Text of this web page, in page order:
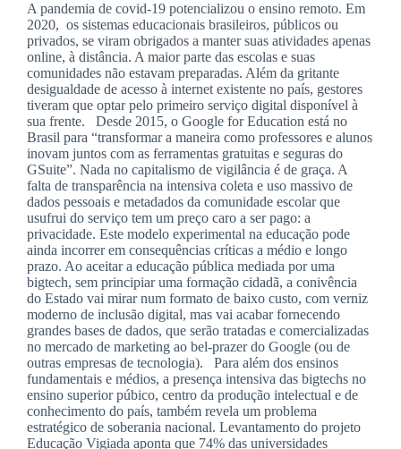
A pandemia de covid-19 potencializou o ensino remoto. Em
2020, os sistemas educacionais brasileiros, públicos ou
privados, se viram obrigados a manter suas atividades apenas
online, à distância. A maior parte das escolas e suas
comunidades não estavam preparadas. Além da gritante
desigualdade de acesso à internet existente no país, gestores
tiveram que optar pelo primeiro serviço digital disponível à
sua frente. Desde 2015, o Google for Education está no
Brasil para “transformar a maneira como professores e alunos
inovam juntos com as ferramentas gratuitas e seguras do
GSuite”. Nada no capitalismo de vigilância é de graça. A
falta de transparência na intensiva coleta e uso massivo de
dados pessoais e metadados da comunidade escolar que
usufrui do serviço tem um preço caro a ser pago: a
privacidade. Este modelo experimental na educação pode
ainda incorrer em consequências críticas a médio e longo
prazo. Ao aceitar a educação pública mediada por uma
bigtech, sem principiar uma formação cidadã, a conivência
do Estado vai mirar num formato de baixo custo, com verniz
moderno de inclusão digital, mas vai acabar fornecendo
grandes bases de dados, que serão tratadas e comercializadas
no mercado de marketing ao bel-prazer do Google (ou de
outras empresas de tecnologia). Para além dos ensinos
fundamentais e médios, a presença intensiva das bigtechs no
ensino superior púbico, centro da produção intelectual e de
conhecimento do país, também revela um problema
estratégico de soberania nacional. Levantamento do projeto
Educação Vigiada aponta que 74% das universidades